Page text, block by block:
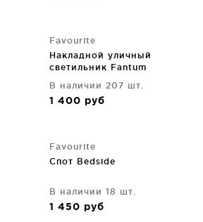
Favourite
Накладной уличный
светильник Fantum
В наличии 207 шт.
1 400 руб
Favourite
Спот Bedside
В наличии 18 шт.
1 450 руб